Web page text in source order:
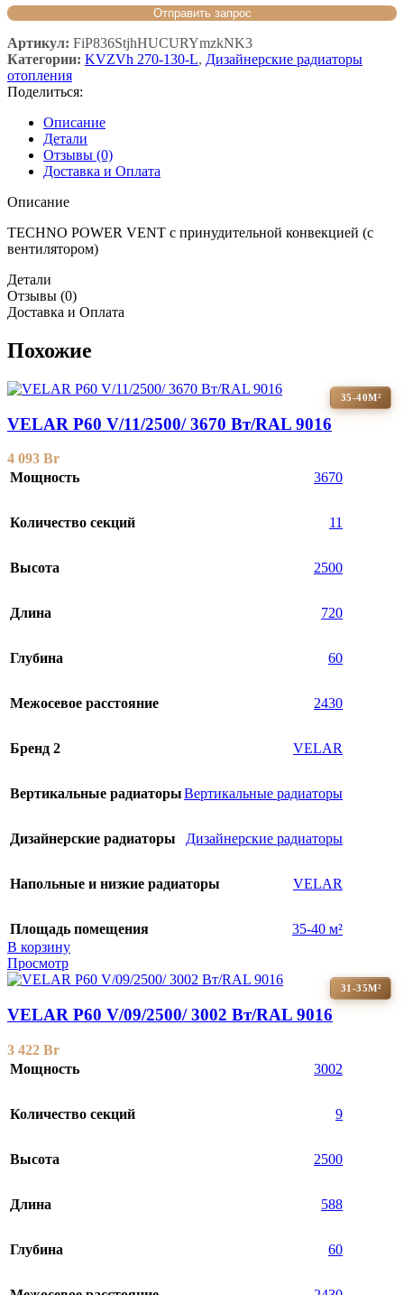
Артикул: FiP836StjhHUCURYmzkNK3
Категории: KVZVh 270-130-L, Дизайнерские радиаторы
отопления
Поделиться:
Описание
Детали
Отзывы (0)
Доставка и Оплата
Описание
TECHNO POWER VENT с принудительной конвекцией (c
вентилятором)
Детали
Отзывы (0)
Доставка и Оплата
Похожие
35-40М²
VELAR P60 V/11/2500/ 3670 Bт/RAL 9016
4 093 Br
Мощность
3670
Количество секций 11
Высота 2500
Длина 720
Глубина 60
Межосевое расстояние 2430
Бренд 2 VELAR
Вертикальные радиаторыВертикальные радиаторы
Дизайнерские радиаторы Дизайнерские радиаторы
Напольные и низкие радиаторы VELAR
Площадь помещения
35-40 м²
В корзину
Просмотр
31-35М²
VELAR P60 V/09/2500/ 3002 Bт/RAL 9016
3 422 Br
Мощность
3002
Количество секций 9
Высота 2500
Длина 588
Глубина 60